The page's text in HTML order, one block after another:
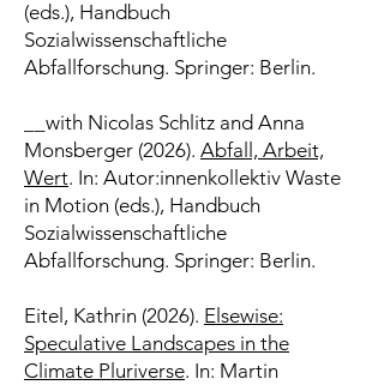
(eds.), Handbuch
Sozialwissenschaftliche
Abfallforschung. Springer: Berlin.
__with Nicolas Schlitz and Anna
Monsberger (2026). Abfall, Arbeit,
Wert. In: Autor:innenkollektiv Waste
in Motion (eds.), Handbuch
Sozialwissenschaftliche
Abfallforschung. Springer: Berlin.
Eitel, Kathrin (2026). Elsewise:
Speculative Landscapes in the
Climate Pluriverse. In: Martin